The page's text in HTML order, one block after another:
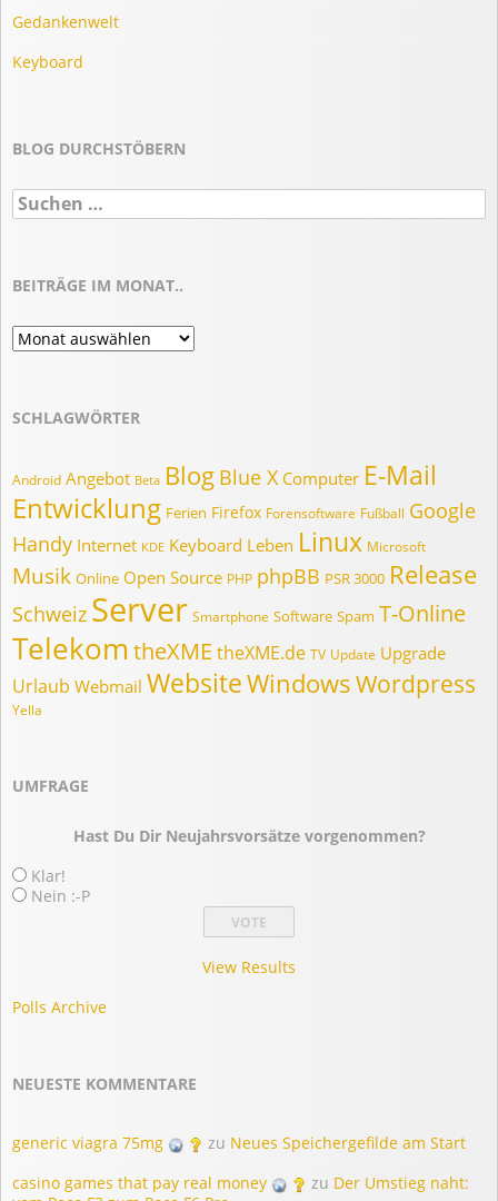
Gedankenwelt
Keyboard
BLOG DURCHSTÖBERN
Suchen
nach:
BEITRÄGE IM MONAT..
Beiträge
im
SCHLAGWÖRTER
Android Angebot Beta Blog Blue X Computer E-Mail
Entwicklung Ferien Firefox Forensoftware Fußball Google
Handy Internet KDE Keyboard Leben Linux Microsoft
Musik Online Open Source PHP phpBB PSR 3000 Release
Schweiz Server Smartphone Software Spam T-Online
Telekom theXME theXME.de TV Update Upgrade
Urlaub Webmail WebsiteWindowsWordpress
Yella
UMFRAGE
Hast Du Dir Neujahrsvorsätze vorgenommen?
Klar!
Nein :-P
View Results
Polls Archive
NEUESTE KOMMENTARE
generic viagra 75mg zu Neues Speichergefilde am Start
casino games that pay real money
zu Der Umstieg naht: